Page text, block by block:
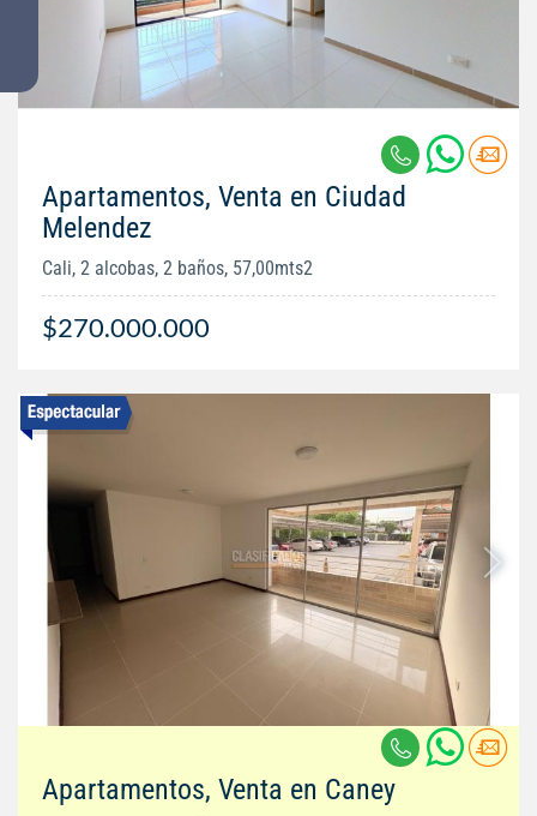
Apartamentos, Venta en Ciudad
Melendez
Cali, 2 alcobas, 2 baños, 57,00mts2
$270.000.000
Apartamentos, Venta en Caney